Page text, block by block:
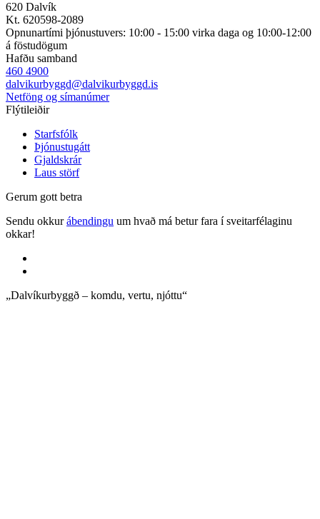
620 Dalvík
Kt. 620598-2089
Opnunartími þjónustuvers: 10:00 - 15:00 virka daga og 10:00-12:00
á föstudögum
Hafðu samband
460 4900
dalvikurbyggd@dalvikurbyggd.is
Netföng og símanúmer
Flýtileiðir
Starfsfólk
Þjónustugátt
Gjaldskrár
Laus störf
Gerum gott betra
Sendu okkurábendingu um hvað má betur fara í sveitarfélaginu
okkar!
„Dalvíkurbyggð – komdu, vertu, njóttu“